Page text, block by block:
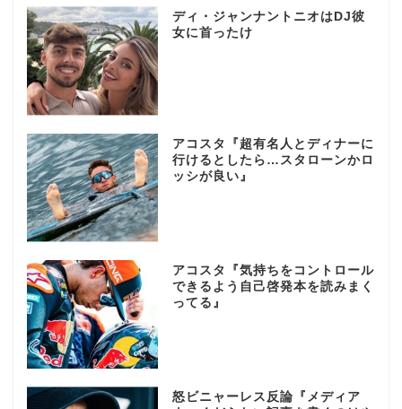
ディ・ジャンナントニオはDJ彼
女に首ったけ
アコスタ『超有名人とディナーに
行けるとしたら…スタローンかロ
ッシが良い』
アコスタ『気持ちをコントロール
できるよう自己啓発本を読みまく
ってる』
怒ビニャーレス反論『メディア